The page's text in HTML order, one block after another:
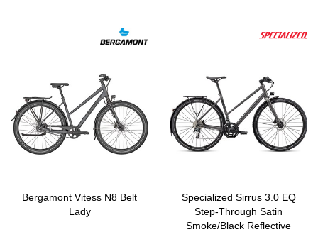
Bergamont Vitess N8 Belt
Lady
Specialized Sirrus 3.0 EQ
Step-Through Satin
Smoke/Black Reflective